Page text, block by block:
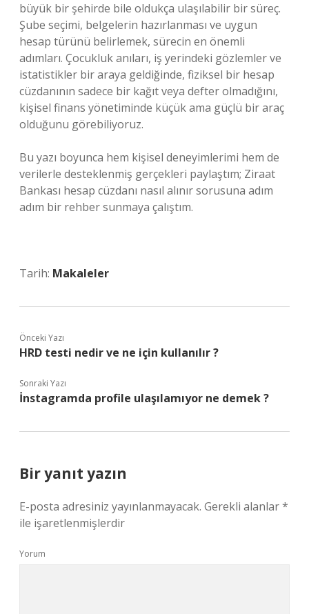
büyük bir şehirde bile oldukça ulaşılabilir bir süreç.
Şube seçimi, belgelerin hazırlanması ve uygun
hesap türünü belirlemek, sürecin en önemli
adımları. Çocukluk anıları, iş yerindeki gözlemler ve
istatistikler bir araya geldiğinde, fiziksel bir hesap
cüzdanının sadece bir kağıt veya defter olmadığını,
kişisel finans yönetiminde küçük ama güçlü bir araç
olduğunu görebiliyoruz.
Bu yazı boyunca hem kişisel deneyimlerimi hem de
verilerle desteklenmiş gerçekleri paylaştım; Ziraat
Bankası hesap cüzdanı nasıl alınır sorusuna adım
adım bir rehber sunmaya çalıştım.
Tarih: Makaleler
Önceki Yazı
HRD testi nedir ve ne için kullanılır ?
Sonraki Yazı
İnstagramda profile ulaşılamıyor ne demek ?
Bir yanıt yazın
E-posta adresiniz yayınlanmayacak. Gerekli alanlar*
ile işaretlenmişlerdir
Yorum